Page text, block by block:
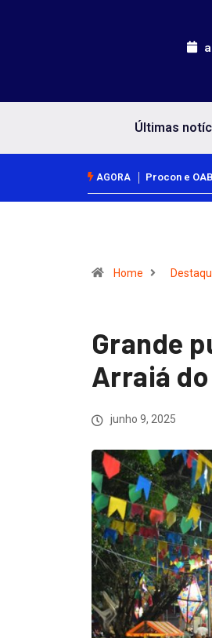
Últimas
AGORA Procon e
Home
Grande
Arraiá
junho 9, 2025